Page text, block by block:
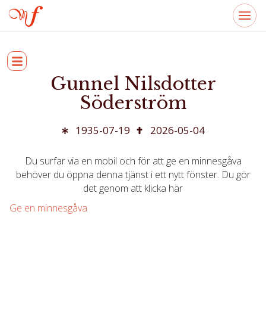
Gunnel Nilsdotter
Söderström
1935-07-19 2026-05-04
Du surfar via en mobil och för att ge en minnesgåva
behöver du öppna denna tjänst i ett nytt fönster. Du gör
det genom att klicka här
Ge en minnesgåva